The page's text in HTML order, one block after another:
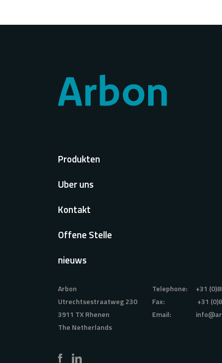
Voet
Produkten
Uber uns
Kontakt
Offene Stelle
nieuws
Arbon
Utrechtsestraatweg 230
3911 TX Rhenen
The Netherlands
Telephone:
+31
Fax:
+31
Email: